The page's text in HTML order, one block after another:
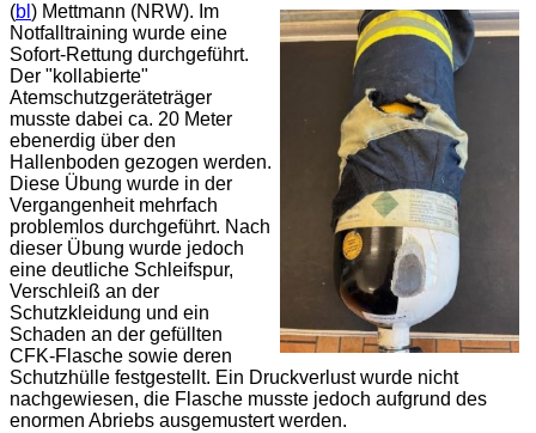
(bl ) Mettmann (NRW). Im
Notfalltraining wurde eine
Sofort-Rettung durchgeführt.
Der "kollabierte"
Atemschutzgeräteträger
musste dabei ca. 20 Meter
ebenerdig über den
Hallenboden gezogen werden.
Diese Übung wurde in der
Vergangenheit mehrfach
problemlos durchgeführt. Nach
dieser Übung wurde jedoch
eine deutliche Schleifspur,
Verschleiß an der
Schutzkleidung und ein
Schaden an der gefüllten
CFK-Flasche sowie deren
Schutzhülle festgestellt. Ein Druckverlust wurde nicht
nachgewiesen, die Flasche musste jedoch aufgrund des
enormen Abriebs ausgemustert werden.